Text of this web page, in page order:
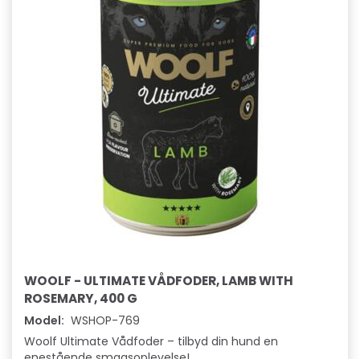
WOOLF - ULTIMATE VÅDFODER, LAMB WITH
ROSEMARY, 400 G
Model: WSHOP-769
Woolf Ultimate Vådfoder – tilbyd din hund en